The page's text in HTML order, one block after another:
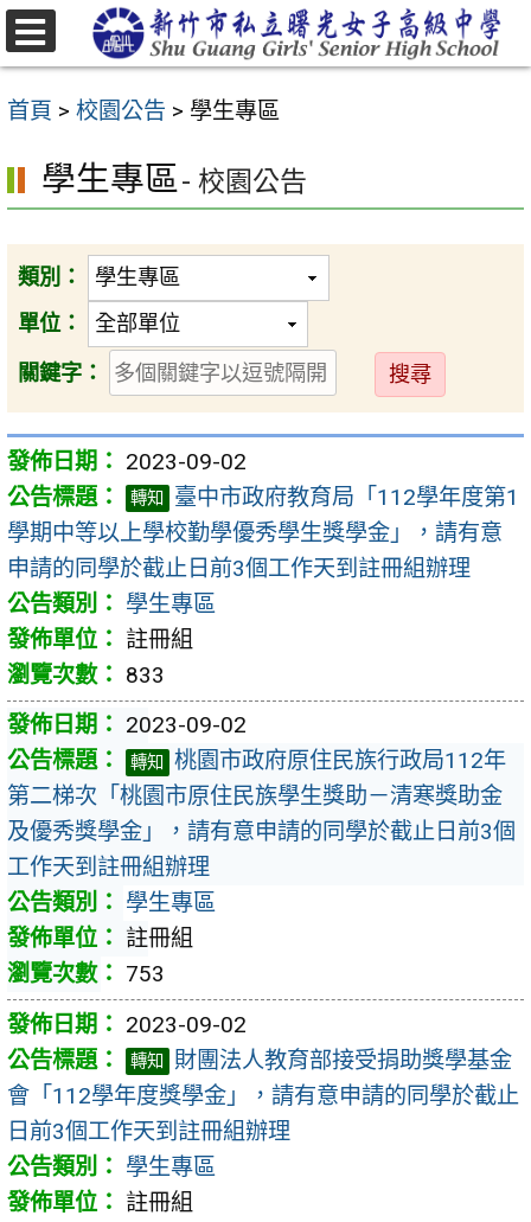
跳
至
要
容
首頁 > 校園公告 > 學生專區
學生專區- 校園公告
類別：
單位：
關鍵字：
送
出
2023-09-02
轉知
臺中市政府教育局「112學年度第1
學期中等以上學校勤學優秀學生獎學金」，請有意
申請的同學於截止日前3個工作天到註冊組辦理
學生專區
註冊組
833
2023-09-02
轉知
桃園市政府原住民族行政局112年
第二梯次「桃園市原住民族學生獎助－清寒獎助金
及優秀獎學金」，請有意申請的同學於截止日前3個
工作天到註冊組辦理
學生專區
註冊組
753
2023-09-02
轉知
財團法人教育部接受捐助獎學基金
會「112學年度獎學金」，請有意申請的同學於截止
日前3個工作天到註冊組辦理
學生專區
註冊組
選
單